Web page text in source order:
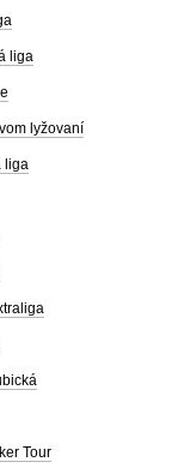
liga
lyžovaní
liga
Tour